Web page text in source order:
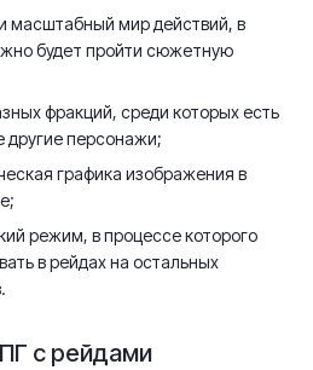
масштабный мир действий, в
будет пройти сюжетную
фракций, среди которых есть
персонажи;
графика изображения в
режим, в процессе которого
в рейдах на остальных
с рейдами